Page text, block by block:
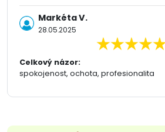
Markéta V.
28.05.2025
Celkový názor:
spokojenost, ochota, profesionalita